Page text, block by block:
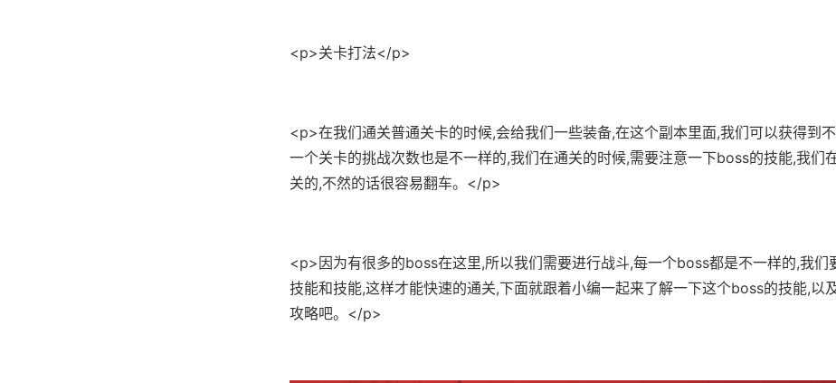
<p>关卡打法</p>
<p>在我们通关普通关卡的时候,会给我们一些装备,在这个副本里面,我们可以获得到
一个关卡的挑战次数也是不一样的,我们在通关的时候,需要注意一下boss的技能,我们
关的,不然的话很容易翻车。</p>
<p>因为有很多的boss在这里,所以我们需要进行战斗,每一个boss都是不一样的,我们
技能和技能,这样才能快速的通关,下面就跟着小编一起来了解一下这个boss的技能,以
攻略吧。</p>